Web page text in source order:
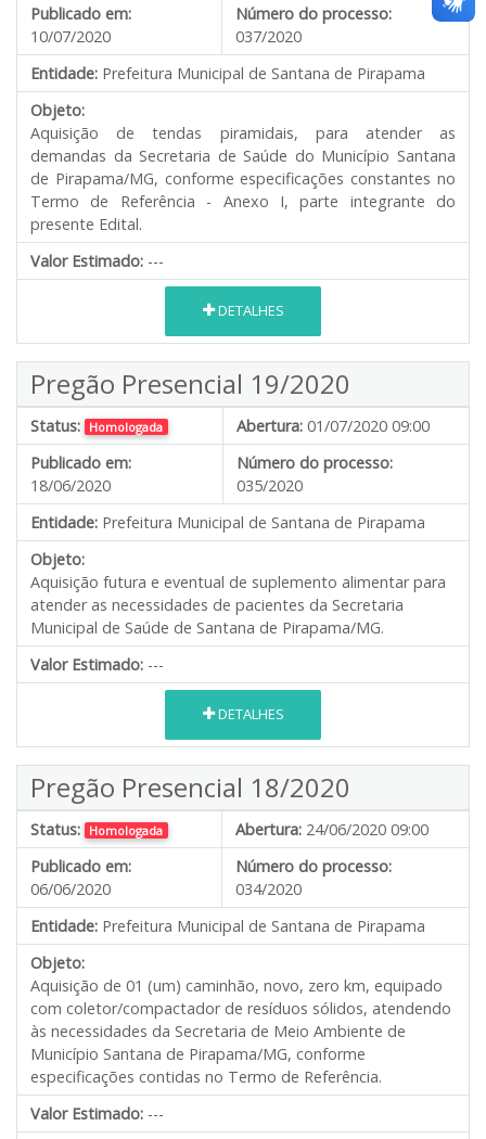
Publicado em:
10/07/2020
Número do processo:
037/2020
Entidade: Prefeitura Municipal de Santana de Pirapama
Objeto:
Aquisição de tendas piramidais, para atender as
demandas da Secretaria de Saúde do Município Santana
de Pirapama/MG, conforme especificações constantes no
Termo de Referência - Anexo I, parte integrante do
presente Edital.
Valor Estimado: ---
DETALHES
Pregão Presencial 19/2020
Status: Homologada Abertura: 01/07/2020 09:00
Publicado em:
18/06/2020
Número do processo:
035/2020
Entidade: Prefeitura Municipal de Santana de Pirapama
Objeto:
Aquisição futura e eventual de suplemento alimentar para
atender as necessidades de pacientes da Secretaria
Municipal de Saúde de Santana de Pirapama/MG.
Valor Estimado: ---
DETALHES
Pregão Presencial 18/2020
Status: Homologada Abertura: 24/06/2020 09:00
Publicado em:
06/06/2020
Número do processo:
034/2020
Entidade: Prefeitura Municipal de Santana de Pirapama
Objeto:
Aquisição de 01 (um) caminhão, novo, zero km, equipado
com coletor/compactador de resíduos sólidos, atendendo
às necessidades da Secretaria de Meio Ambiente de
Município Santana de Pirapama/MG, conforme
especificações contidas no Termo de Referência.
Valor Estimado: ---